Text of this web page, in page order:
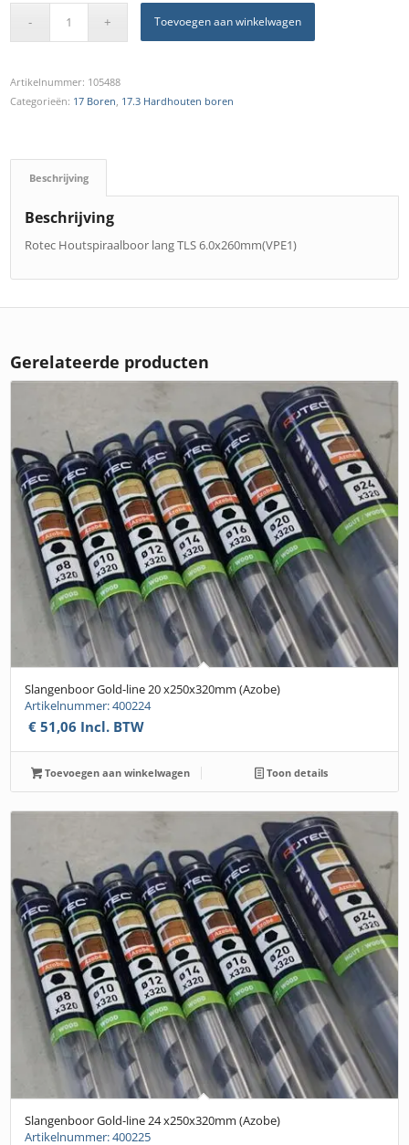
Toevoegen aan winkelwagen
Artikelnummer: 105488
Categorieën: 17 Boren 17.3 Hardhouten boren
Beschrijving
Beschrijving
Rotec Houtspiraalboor lang TLS 6.0x260mm(VPE1)
Gerelateerde producten
Slangenboor Gold-line 20 x250x320mm (Azobe)
Artikelnummer: 400224
€ 51,06 Incl. BTW
Toevoegen aan winkelwagen Toon details
Slangenboor Gold-line 24 x250x320mm (Azobe)
Artikelnummer: 400225